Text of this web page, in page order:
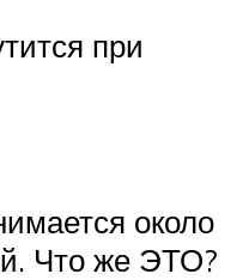
при
около
Что же ЭТО?